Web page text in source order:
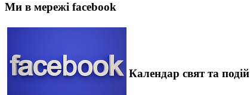
Ми в мережі facebook
Календар свят та подій